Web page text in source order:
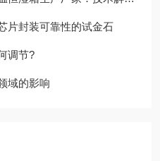
片封装可靠性的试金石
调节?
域的影响